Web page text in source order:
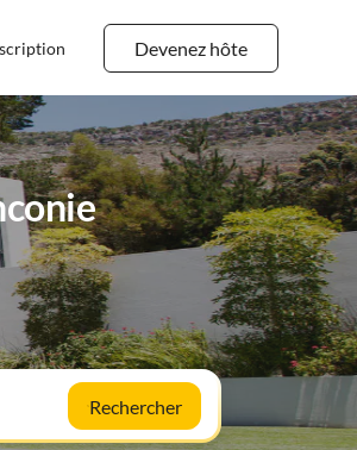
Devenez hôte
Rechercher